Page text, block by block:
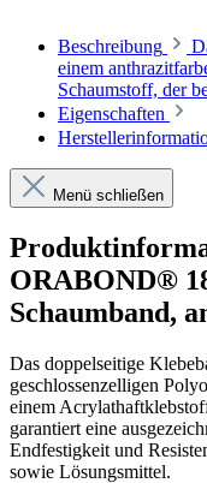
Beschreibung
einem
Schaumstoff, der
Eigenschaften
Menü schließen
ORABOND®
Schaumband,
Das doppelseitige
geschlossenzelligen
einem
garantiert eine
Endfestigkeit und
sowie Lösungsmittel.